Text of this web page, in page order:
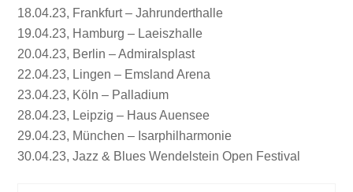
18.04.23, Frankfurt – Jahrunderthalle
19.04.23, Hamburg – Laeiszhalle
20.04.23, Berlin – Admiralsplast
22.04.23, Lingen – Emsland Arena
23.04.23, Köln – Palladium
28.04.23, Leipzig – Haus Auensee
29.04.23, München – Isarphilharmonie
30.04.23, Jazz & Blues Wendelstein Open Festival